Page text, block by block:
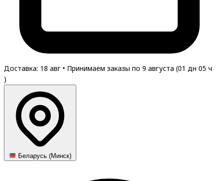
Доставка: 18 авг • Принимаем заказы по 9 августа (01 дн 05 ч
)
Беларусь (Минск)